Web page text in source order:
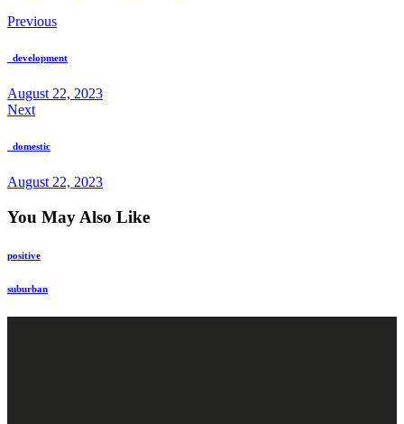
Previous
_development
August 22, 2023
Next
_domestic
August 22, 2023
You May Also Like
positive
suburban